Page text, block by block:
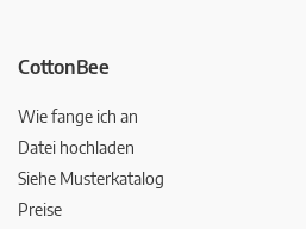
CottonBee
Wie fange ich an
Datei hochladen
Siehe Musterkatalog
Preise